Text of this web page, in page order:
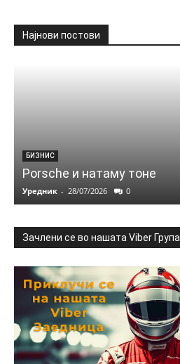
Најнови постови
БИЗНИС
Porsche и натаму тоне
Уредник - 28/07/2026 0
Зачлени се во нашата Viber Група